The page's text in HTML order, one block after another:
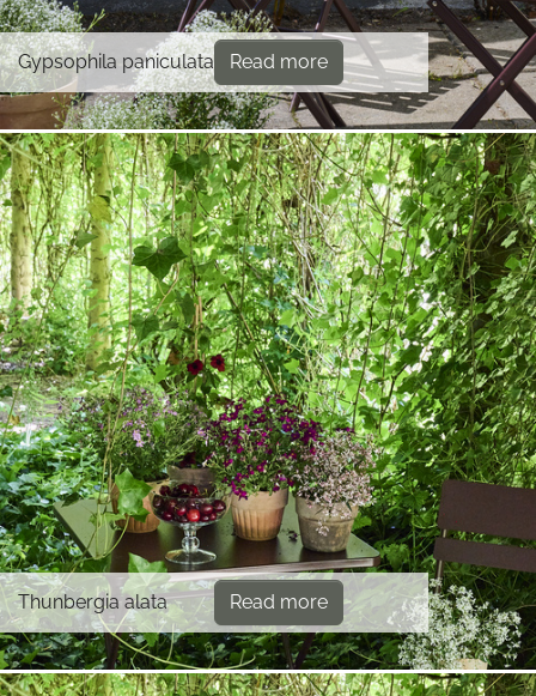
Gypsophila paniculata Read more
Thunbergia alata Read more